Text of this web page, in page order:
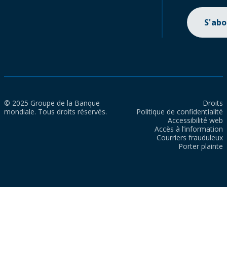
© 2025 Groupe de la Banque
mondiale. Tous droits réservés.
Droits
Politique de confidentialité
Accessibilité web
Accès à l’information
Courriers frauduleux
Porter plainte